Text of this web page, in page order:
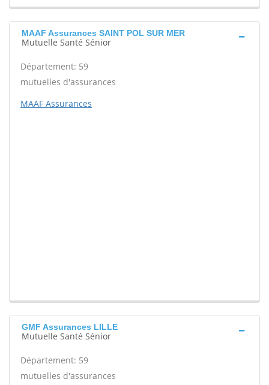
MAAF Assurances SAINT POL SUR MER
Mutuelle Santé Sénior
Département: 59
mutuelles d'assurances
MAAF Assurances
GMF Assurances LILLE
Mutuelle Santé Sénior
Département: 59
mutuelles d'assurances